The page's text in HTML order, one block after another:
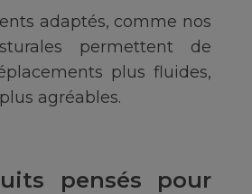
adaptés, comme nos
permettent de
plus fluides,
agréables.
pensés pour